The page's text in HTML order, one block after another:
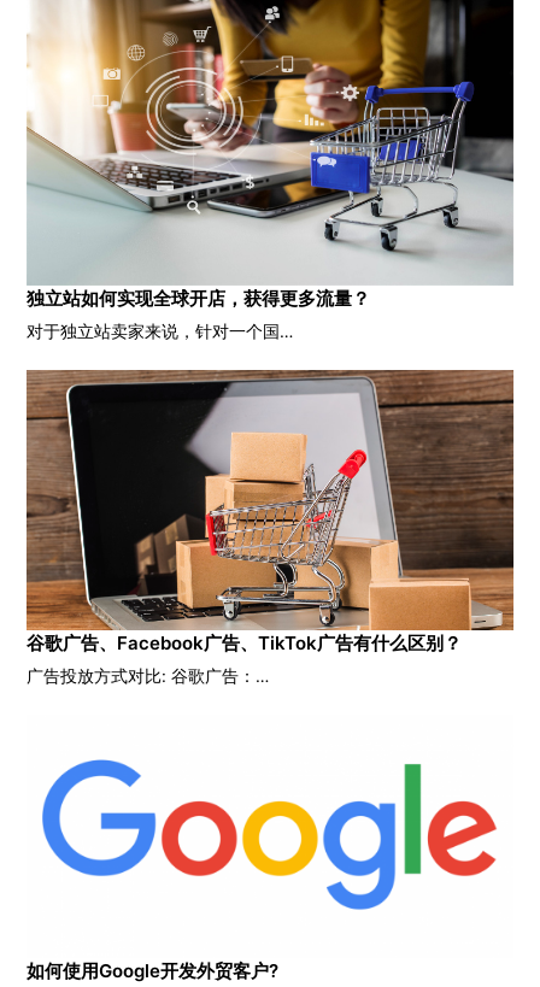
独立站如何实现全球开店，获得更多流量？
对于独立站卖家来说，针对一个国…
谷歌广告、Facebook广告、TikTok广告有什么区别？
广告投放方式对比: 谷歌广告：…
如何使用Google开发外贸客户?